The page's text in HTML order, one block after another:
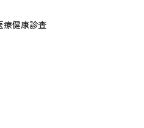
療健康診査